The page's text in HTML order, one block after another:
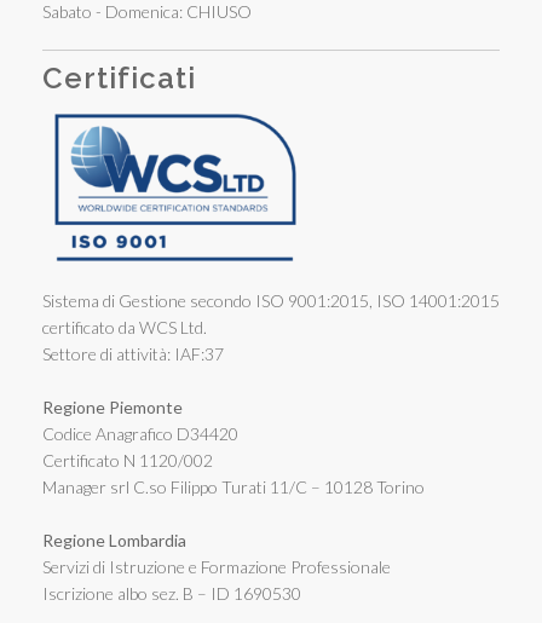
Sabato - Domenica: CHIUSO
Certificati
Sistema di Gestione secondo ISO 9001:2015, ISO 14001:2015
certificato da WCS Ltd.
Settore di attività: IAF:37
Regione Piemonte
Codice Anagrafico D34420
Certificato N 1120/002
Manager srl C.so Filippo Turati 11/C – 10128 Torino
Regione Lombardia
Servizi di Istruzione e Formazione Professionale
Iscrizione albo sez. B – ID 1690530